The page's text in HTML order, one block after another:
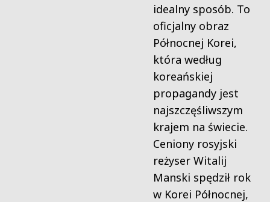
idealny sposób. To
oficjalny obraz
Północnej Korei,
która według
koreańskiej
propagandy jest
najszczęśliwszym
krajem na świecie.
Ceniony rosyjski
reżyser Witalij
Manski spędził rok
w Korei Północnej,